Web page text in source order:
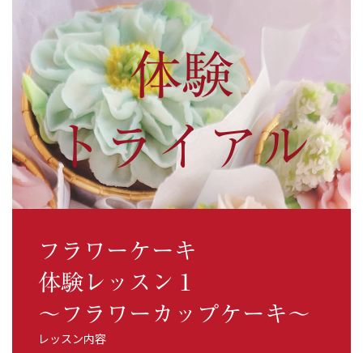
体験
トライアル
フラワーケーキ
体験レッスン１
～フラワーカップケーキ～
レッスン内容